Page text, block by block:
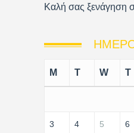
Καλή σας ξενάγηση
M T W T
3 4 5 6